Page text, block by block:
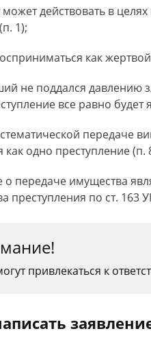
действовать в
1);
как
не поддался давлению
все равно будет
передаче
как одно преступление (п.
о передаче имущества
преступления по ст. 163
привлекаться к